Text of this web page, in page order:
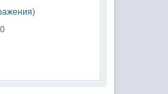
)